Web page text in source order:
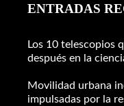
ENTRADAS
Los 10 telescopios
después en la
Movilidad urbana
impulsadas por la